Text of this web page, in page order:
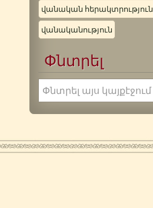
վանական հերակտրություն
վանականություն
Փնտրել